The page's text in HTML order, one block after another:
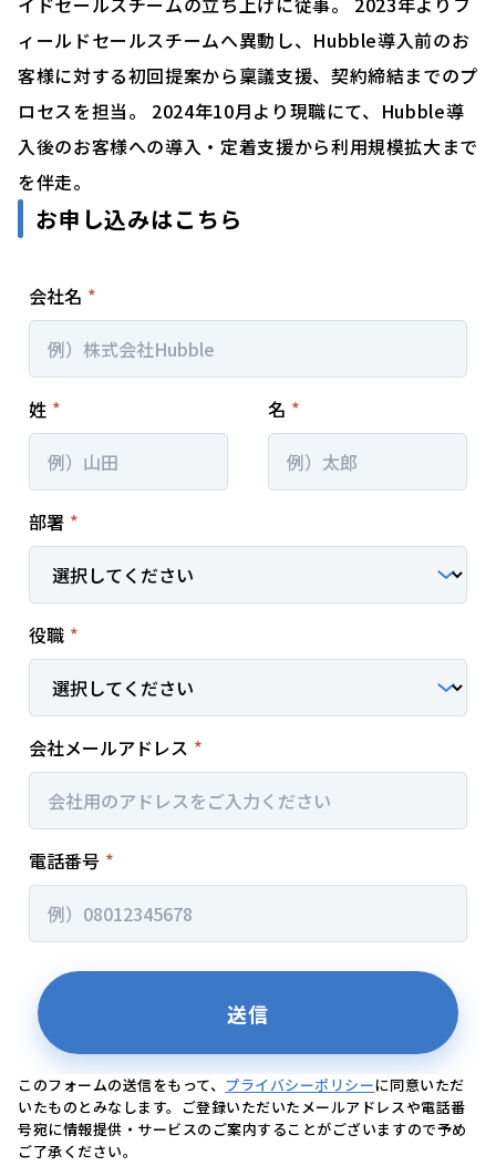
ィールドセールスチームへ異動し、Hubble導入前のお
客様に対する初回提案から稟議支援、契約締結までのプ
ロセスを担当。 2024年10月より現職にて、Hubble導
入後のお客様への導入・定着支援から利用規模拡大まで
を伴走。
お申し込みはこちら
このフォームの送信をもって、 プライバシーポリシーに同意いただ
いたものとみなします。ご登録いただいたメールアドレスや電話番
号宛に情報提供・サービスのご案内することがございますので予め
ご了承ください。